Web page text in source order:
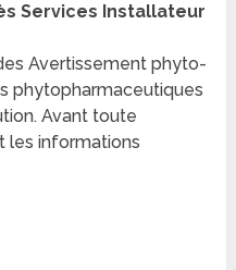
Services Installateur
Avertissement phyto-
phytopharmaceutiques
Avant toute
les informations